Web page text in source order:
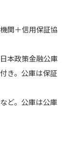
関＋信用保証協
本政策金融公庫
き。公庫は保証
ど。公庫は公庫